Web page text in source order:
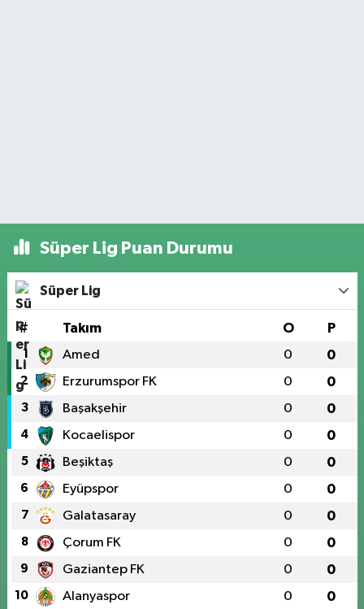
Süper Lig Puan Durumu
Süper Lig
# Takım O P
1 Amed 0 0
2 Erzurumspor FK 0 0
3 Başakşehir 0 0
4 Kocaelispor 0 0
5 Beşiktaş 0 0
6 Eyüpspor 0 0
7 Galatasaray 0 0
8 Çorum FK 0 0
9 Gaziantep FK 0 0
10 Alanyaspor 0 0